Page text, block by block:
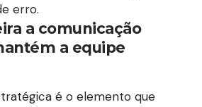
erro.
a comunicação
a equipe
é o elemento que